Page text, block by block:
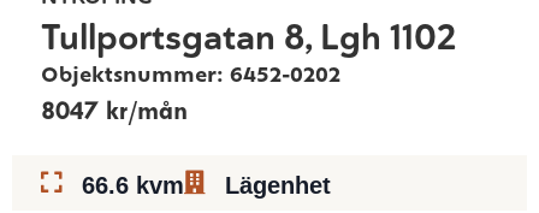
Tullportsgatan 8, Lgh 1102
Objektsnummer: 6452-0202
8047 kr/mån
66.6 kvm Lägenhet